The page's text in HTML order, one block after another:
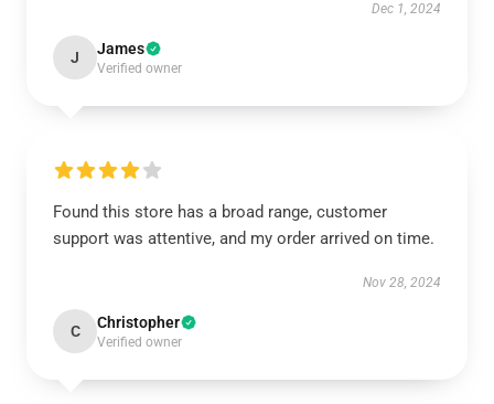
Dec 1, 2024
J James
Verified owner
Found this store has a broad range, customer
support was attentive, and my order arrived on time.
Nov 28, 2024
C Christopher
Verified owner